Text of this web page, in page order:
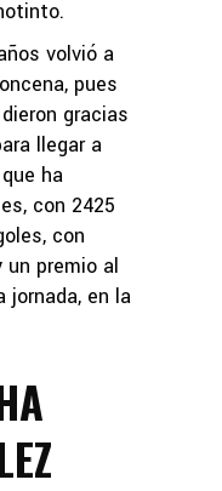
volvió a
pues
gracias
llegar a
ha
con 2425
con
premio al
jornada, en la